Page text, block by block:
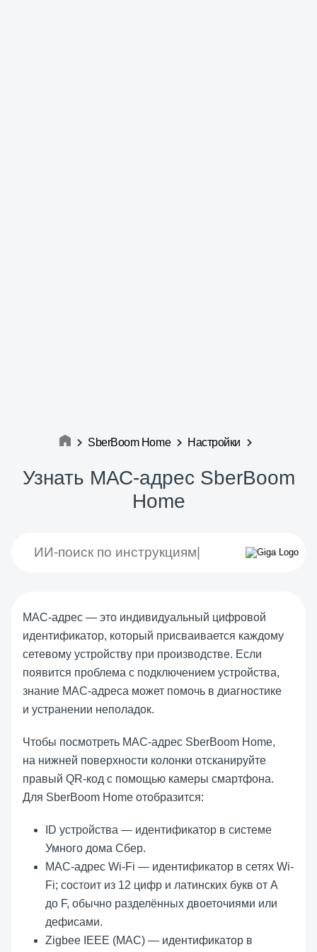
SberBoom Home Настройки
Узнать МАС-адрес SberBoom
Home
MAC-адрес — это индивидуальный цифровой
идентификатор, который присваивается каждому
сетевому устройству при производстве. Если
появится проблема с подключением устройства,
знание MAC-адреса может помочь в диагностике
и устранении неполадок.
Чтобы посмотреть MAC-адрес SberBoom Home,
на нижней поверхности колонки отсканируйте
правый QR-код с помощью камеры смартфона.
Для SberBoom Home отобразится:
ID устройства — идентификатор в системе
Умного дома Сбер.
MAC-адрес Wi-Fi — идентификатор в сетях Wi-
Fi; состоит из 12 цифр и латинских букв от A
до F, обычно разделённых двоеточиями или
дефисами.
Zigbee IEEE (MAC) — идентификатор в